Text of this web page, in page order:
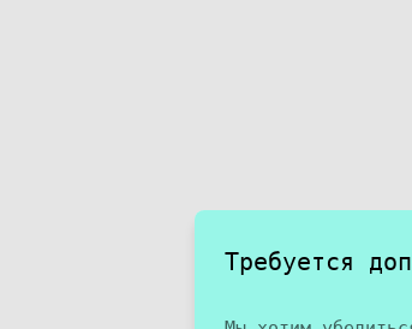
Требуется